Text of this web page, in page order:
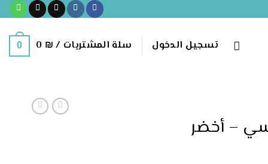
تسجيل الدخول سلة المشتريات / 0 ₪
0
– أخضر